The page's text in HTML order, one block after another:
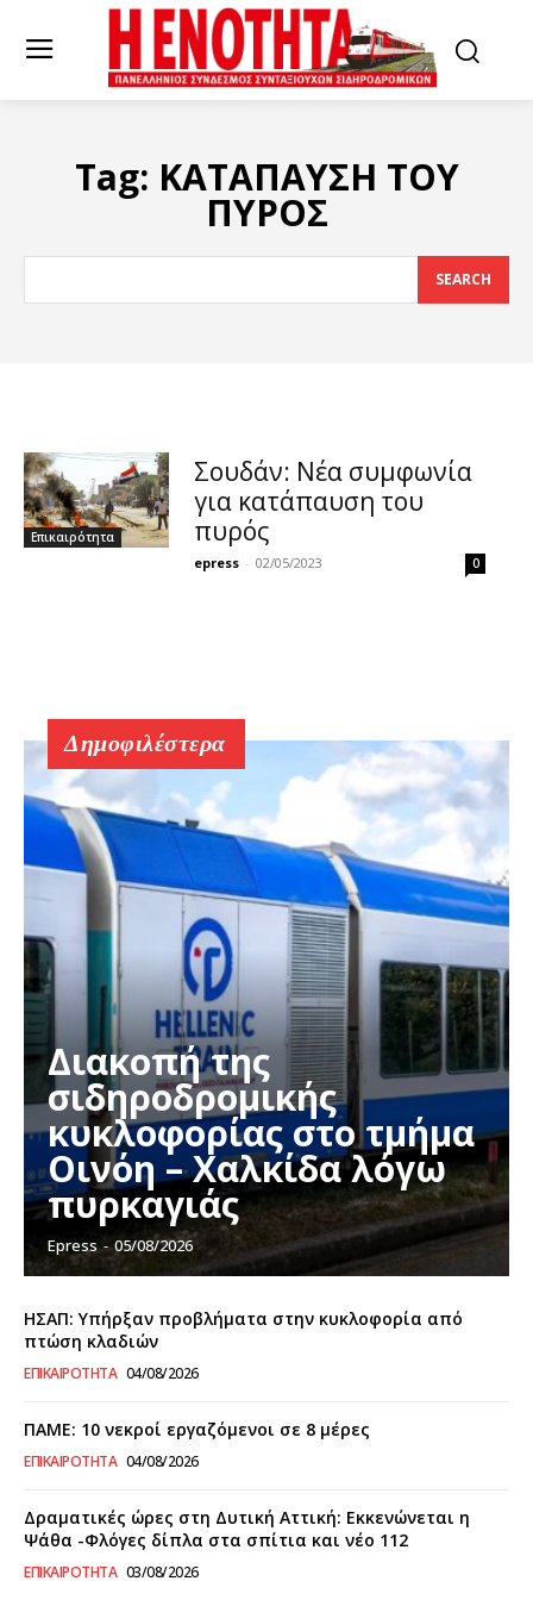
Tag: ΚΑΤΑΠΑΥΣΗ ΤΟΥ
ΠΥΡΟΣ
SEARCH
Επικαιρότητα
Σουδάν: Νέα συμφωνία
για κατάπαυση του
πυρός
epress - 02/05/2023 0
Δημοφιλέστερα
Διακοπή της
σιδηροδρομικής
κυκλοφορίας στο τμήμα
Οινόη – Χαλκίδα λόγω
πυρκαγιάς
Epress - 05/08/2026
ΗΣΑΠ: Υπήρξαν προβλήματα στην κυκλοφορία από
πτώση κλαδιών
ΕΠΙΚΑΙΡΌΤΗΤΑ 04/08/2026
ΠΑΜΕ: 10 νεκροί εργαζόμενοι σε 8 μέρες
ΕΠΙΚΑΙΡΌΤΗΤΑ 04/08/2026
Δραματικές ώρες στη Δυτική Αττική: Εκκενώνεται η
Ψάθα -Φλόγες δίπλα στα σπίτια και νέο 112
ΕΠΙΚΑΙΡΌΤΗΤΑ 03/08/2026